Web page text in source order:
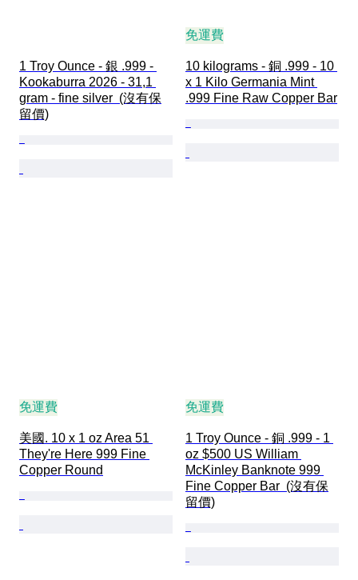
1 Troy Ounce - 銀 .999 -
Kookaburra 2026 - 31,1
gram - fine silver  (沒有保
留價)
免運費
10 kilograms - 銅 .999 - 10
x 1 Kilo Germania Mint
.999 Fine Raw Copper Bar
免運費
美國. 10 x 1 oz Area 51
They're Here 999 Fine
Copper Round
免運費
1 Troy Ounce - 銅 .999 - 1
oz $500 US William
McKinley Banknote 999
Fine Copper Bar  (沒有保
留價)